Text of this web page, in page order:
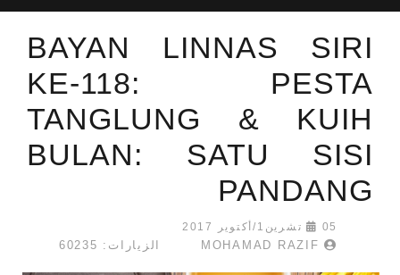
BAYAN LINNAS SIRI
KE-118: PESTA
TANGLUNG & KUIH
BULAN: SATU SISI
PANDANG
05 تشرين1/أكتوير 2017
MOHAMAD RAZIF الزيارات: 60235